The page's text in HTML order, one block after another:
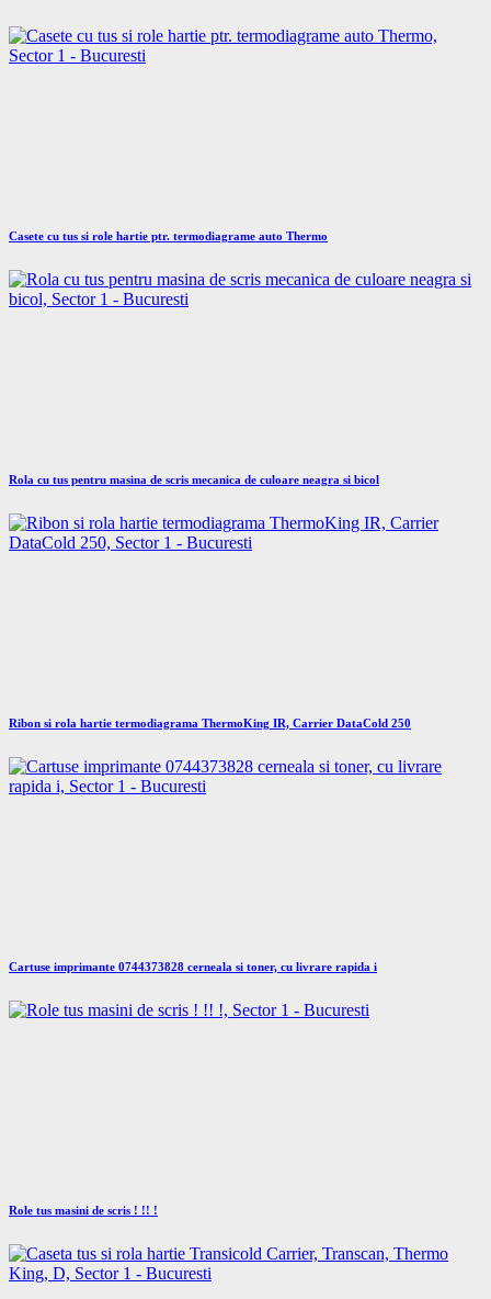
Casete cu tus si role hartie ptr. termodiagrame auto Thermo
Rola cu tus pentru masina de scris mecanica de culoare neagra si bicol
Ribon si rola hartie termodiagrama ThermoKing IR, Carrier DataCold 250
Cartuse imprimante 0744373828 cerneala si toner, cu livrare rapida i
Role tus masini de scris ! !! !